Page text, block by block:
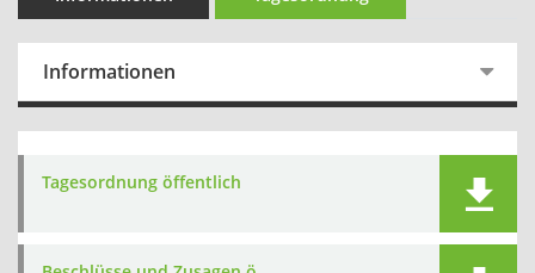
Informationen
Tagesordnung öffentlich